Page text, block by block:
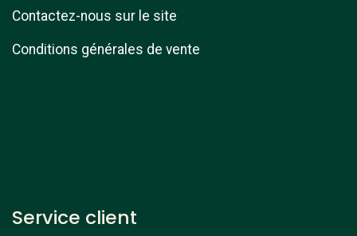
Contactez-nous sur le site
Conditions générales de vente
Service client